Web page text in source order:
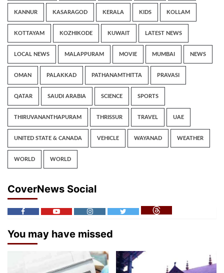
KANNUR KASARAGOD KERALA KIDS KOLLAM
KOTTAYAM KOZHIKODE KUWAIT LATEST NEWS
LOCAL NEWS MALAPPURAM MOVIE MUMBAI NEWS
OMAN PALAKKAD PATHANAMTHITTA PRAVASI
QATAR SAUDI ARABIA SCIENCE SPORTS
THIRUVANANTHAPURAM THRISSUR TRAVEL UAE
UNITED STATE & CANADA VEHICLE WAYANAD WEATHER
WORLD WORLD
CoverNews Social
You may have missed